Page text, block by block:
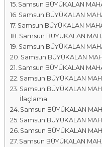
Samsun BÜYÜKALAN
Samsun BÜYÜKALAN
Samsun BÜYÜKALAN
Samsun BÜYÜKALAN
Samsun BÜYÜKALAN
Samsun BÜYÜKALAN
Samsun BÜYÜKALAN
Samsun BÜYÜKALAN
Samsun BÜYÜKALAN
İlaçlama
Samsun BÜYÜKALAN
Samsun BÜYÜKALAN
Samsun BÜYÜKALAN
Samsun BÜYÜKALAN